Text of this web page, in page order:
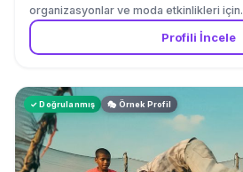
organizasyonlar ve moda etkinlikleri için.
Profili İncele
✓ Doğrulanmış 🎭 Örnek Profil